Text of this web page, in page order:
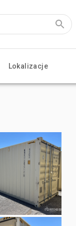
Lokalizacje